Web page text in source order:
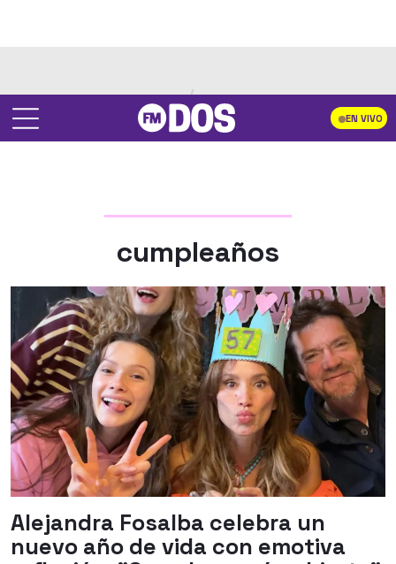
EN VIVO
cumpleaños
Alejandra Fosalba celebra un
nuevo año de vida con emotiva